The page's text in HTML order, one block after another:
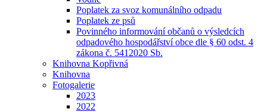
Poplatek za svoz komunálního odpadu
Poplatek ze psů
Povinného informování občanů o výsledcích
odpadového hospodářství obce dle § 60 odst. 4
zákona č. 5412020 Sb.
Knihovna Kopřivná
Knihovna
Fotogalerie
2023
2022